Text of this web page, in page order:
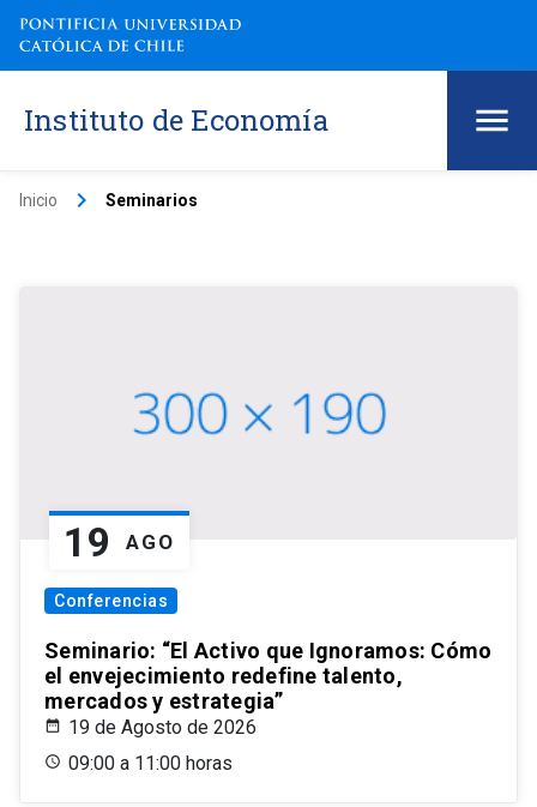
Instituto de Economía
Inicio keyboard_arrow_right Seminarios
19 AGO
Conferencias
Seminario: “El Activo que Ignoramos: Cómo
el envejecimiento redefine talento,
mercados y estrategia”
19 de Agosto de 2026
09:00 a 11:00 horas